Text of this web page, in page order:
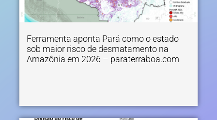
Ferramenta aponta Pará como o estado
sob maior risco de desmatamento na
Amazônia em 2026 – paraterraboa.com